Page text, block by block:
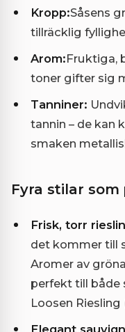
Kropp:Såsens
tillräcklig
Arom:Fruktiga,
toner gifter sig
Tanniner:
tannin – de kan
smaken
Fyra stilar
Frisk, torr
det kommer till
Aromer av
perfekt till både
Loosen Riesling
Elegant